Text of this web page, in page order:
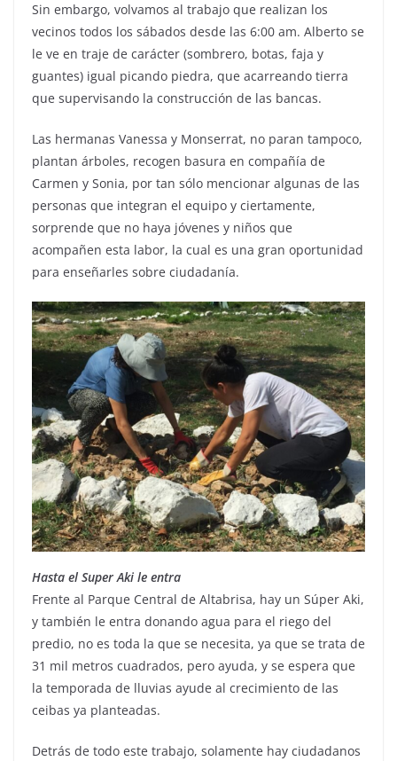
Sin embargo, volvamos al trabajo que realizan los
vecinos todos los sábados desde las 6:00 am. Alberto se
le ve en traje de carácter (sombrero, botas, faja y
guantes) igual picando piedra, que acarreando tierra
que supervisando la construcción de las bancas.
Las hermanas Vanessa y Monserrat, no paran tampoco,
plantan árboles, recogen basura en compañía de
Carmen y Sonia, por tan sólo mencionar algunas de las
personas que integran el equipo y ciertamente,
sorprende que no haya jóvenes y niños que
acompañen esta labor, la cual es una gran oportunidad
para enseñarles sobre ciudadanía.
Hasta el Super Aki le entra
Frente al Parque Central de Altabrisa, hay un Súper Aki,
y también le entra donando agua para el riego del
predio, no es toda la que se necesita, ya que se trata de
31 mil metros cuadrados, pero ayuda, y se espera que
la temporada de lluvias ayude al crecimiento de las
ceibas ya planteadas.
Detrás de todo este trabajo, solamente hay ciudadanos